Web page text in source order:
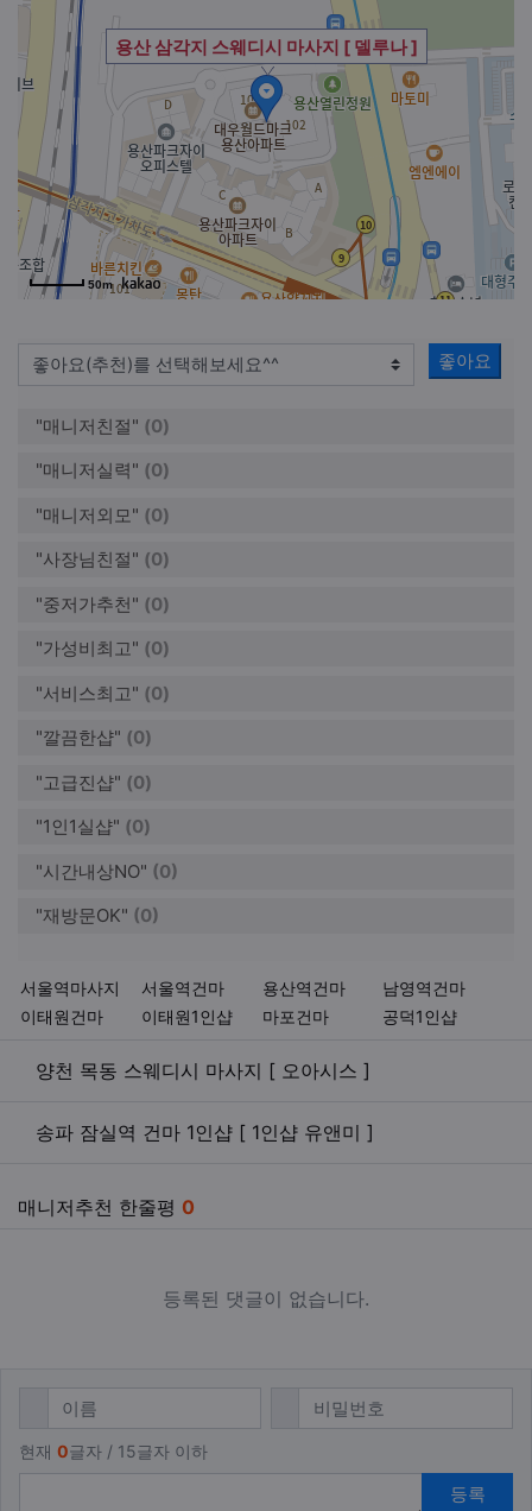
용산 삼각지 스웨디시 마사지 [ 델루나 ]
50m
좋아요
"매니저친절" (0)
"매니저실력" (0)
"매니저외모" (0)
"사장님친절" (0)
"중저가추천" (0)
"가성비최고" (0)
"서비스최고" (0)
"깔끔한샵" (0)
"고급진샵" (0)
"1인1실샵" (0)
"시간내상NO" (0)
"재방문OK" (0)
서울역마사지 서울역건마 용산역건마
남영역건마
이태원건마
이태원1인샵 마포건마 공덕1인샵
키워드
관련자료
양천 목동 스웨디시 마사지 [ 오아시스 ]
송파 잠실역 건마 1인샵 [ 1인샵 유앤미 ]
매니저추천 한줄평 0
등록된 댓글이 없습니다.
댓글쓰기
필수 비밀번호필수
현재 0글자 / 15글자 이하
등록